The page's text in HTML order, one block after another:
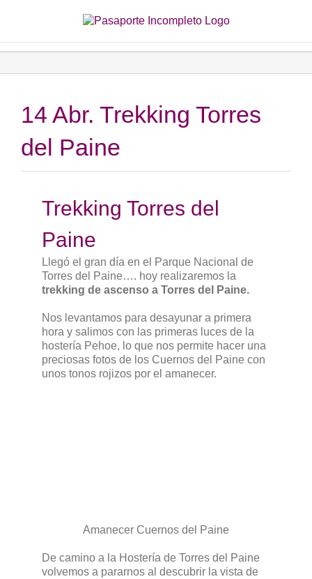
14 Abr. Trekking Torres
del Paine
Trekking Torres del
Paine
Llegó el gran día en el Parque Nacional de
Torres del Paine…. hoy realizaremos la
trekking de ascenso a Torres del Paine.
Nos levantamos para desayunar a primera
hora y salimos con las primeras luces de la
hostería Pehoe, lo que nos permite hacer una
preciosas fotos de los Cuernos del Paine con
unos tonos rojizos por el amanecer.
Amanecer Cuernos del Paine
De camino a la Hostería de Torres del Paine
volvemos a pararnos al descubrir la vista de